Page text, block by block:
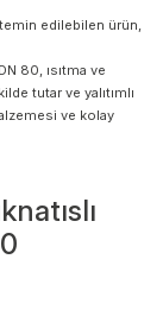
edilebilen ürün,
80, ısıtma ve
tutar ve yalıtımlı
ve kolay